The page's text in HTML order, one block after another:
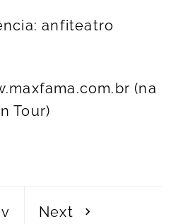
anfiteatro
(na
Tour)
Next